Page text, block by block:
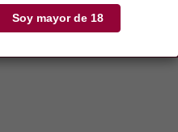
Soy mayor de 18